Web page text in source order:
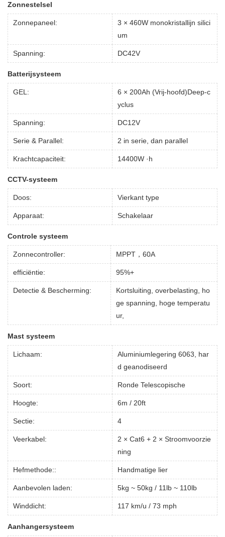
Zonnestelsel
Zonnepaneel:
3 × 460W monokristallijn silici
um
Spanning: DC42V
Batterijsysteem
GEL:
6 × 200Ah (Vrij-hoofd)Deep-c
yclus
Spanning: DC12V
Serie & Parallel: 2 in serie, dan parallel
Krachtcapaciteit: 14400W ·h
CCTV-systeem
Doos: Vierkant type
Apparaat: Schakelaar
Controle systeem
Zonnecontroller: MPPT，60A
efficiëntie: 95%+
Detectie & Bescherming:
Kortsluiting, overbelasting, ho
ge spanning, hoge temperatu
ur,
Mast systeem
Lichaam:
Aluminiumlegering 6063, har
d geanodiseerd
Soort: Ronde Telescopische
Hoogte: 6m / 20ft
Sectie: 4
Veerkabel:
2 × Cat6 + 2 × Stroomvoorzie
ning
Hefmethode:: Handmatige lier
Aanbevolen laden: 5kg ~ 50kg / 11lb ~ 110lb
Winddicht: 117 km/u / 73 mph
Aanhangersysteem